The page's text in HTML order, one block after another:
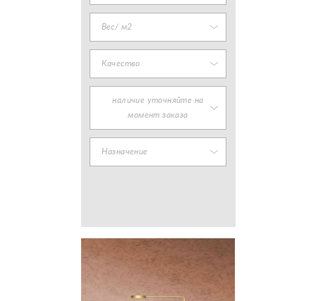
Вес/ м2
Качество
наличие уточняйте на
момент заказа
Назначение